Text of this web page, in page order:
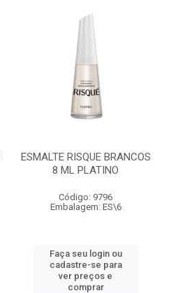
ESMALTE RISQUE BRANCOS
8 ML PLATINO
Código: 9796
Embalagem: ES\6
Faça seu login ou
cadastre-se para
ver preços e
comprar